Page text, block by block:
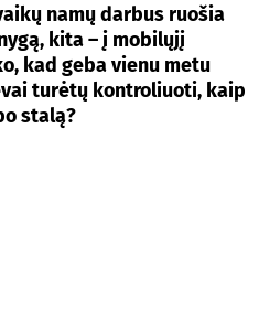
namų darbus ruošia
kita – į mobilųjį
kad geba vienu metu
turėtų kontroliuoti, kaip
stalą?